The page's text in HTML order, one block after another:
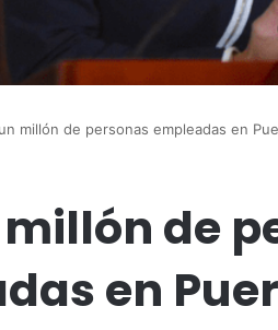
millón de personas empleadas en
de
en